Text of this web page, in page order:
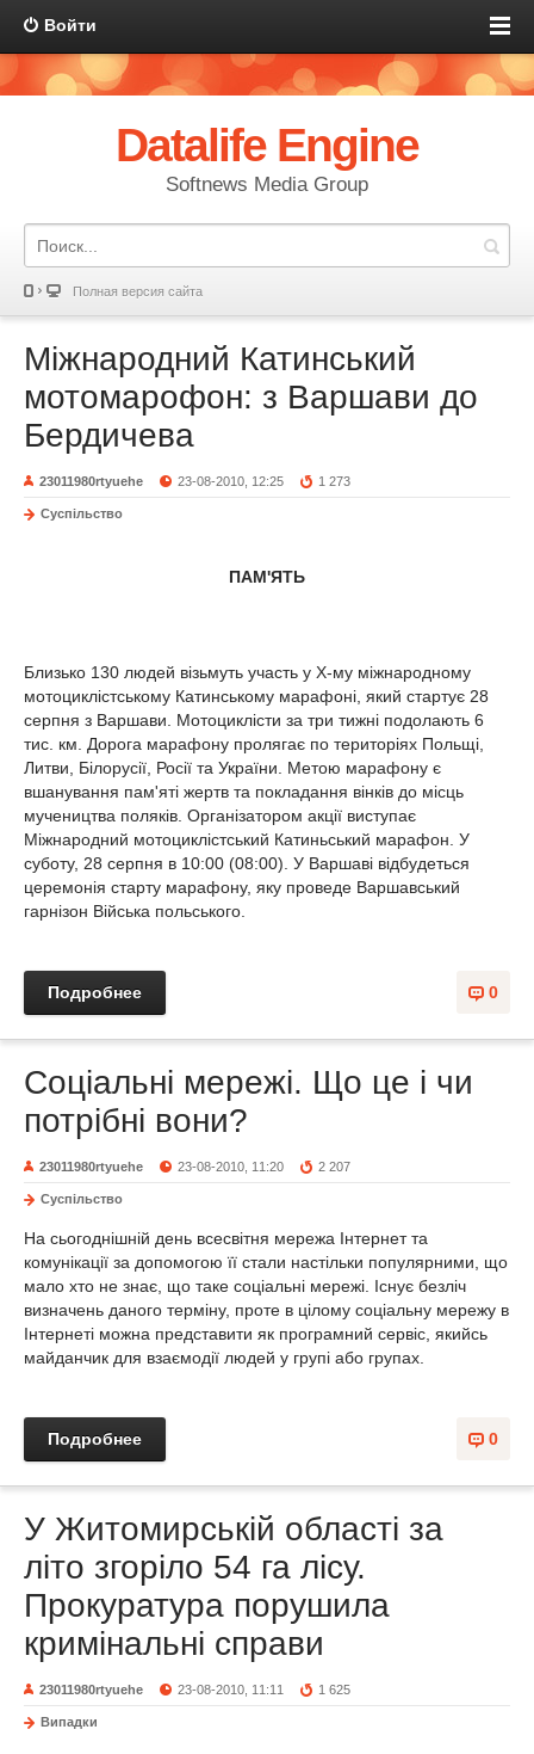
Войти
Datalife Engine
Softnews Media Group
Полная версия сайта
Міжнародний Катинський
мотомарофон: з Варшави до
Бердичева
23011980rtyuehe 23-08-2010, 12:25 1 273
Суспільство
ПАМ'ЯТЬ
Близько 130 людей візьмуть участь у X-му міжнародному
мотоциклістському Катинському марафоні, який стартує 28
серпня з Варшави. Мотоциклісти за три тижні подолають 6
тис. км. Дорога марафону пролягає по територіях Польщі,
Литви, Білорусії, Росії та України. Метою марафону є
вшанування пам'яті жертв та покладання вінків до місць
мучеництва поляків. Організатором акції виступає
Міжнародний мотоциклістський Катиньський марафон. У
суботу, 28 серпня в 10:00 (08:00). У Варшаві відбудеться
церемонія старту марафону, яку проведе Варшавський
гарнізон Війська польського.
0
Подробнее
Соціальні мережі. Що це і чи
потрібні вони?
23011980rtyuehe 23-08-2010, 11:20 2 207
Суспільство
На сьогоднішній день всесвітня мережа Інтернет та
комунікації за допомогою її стали настільки популярними, що
мало хто не знає, що таке соціальні мережі. Існує безліч
визначень даного терміну, проте в цілому соціальну мережу в
Інтернеті можна представити як програмний сервіс, якийсь
майданчик для взаємодії людей у групі або групах.
0
Подробнее
У Житомирській області за
літо згоріло 54 га лісу.
Прокуратура порушила
кримінальні справи
23011980rtyuehe 23-08-2010, 11:11 1 625
Випадки